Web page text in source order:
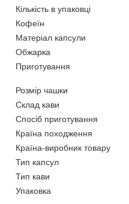
Кількість в упаковці
Кофеїн
Матеріал капсули
Обжарка
Приготування
Розмір чашки
Склад кави
Спосіб приготування
Країна походження
Країна-виробник товару
Тип капсул
Тип кави
Упаковка